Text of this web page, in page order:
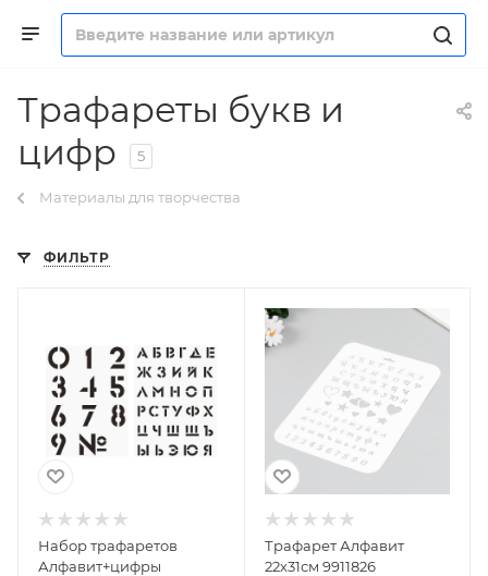
Трафареты букв и
цифр
5
Материалы для творчества
ФИЛЬТР
Набор трафаретов
Алфавит+цифры
Трафарет Алфавит
22х31см 9911826